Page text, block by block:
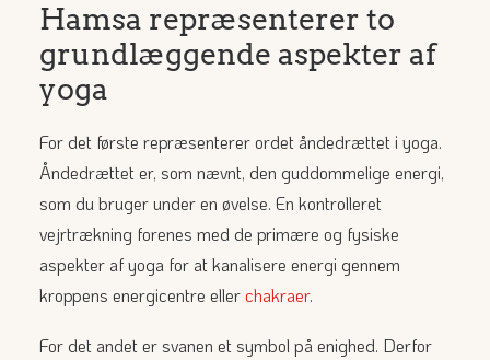
Hamsa repræsenterer to
grundlæggende aspekter af
yoga
For det første repræsenterer ordet åndedrættet i yoga.
Åndedrættet er, som nævnt, den guddommelige energi,
som du bruger under en øvelse. En kontrolleret
vejrtrækning forenes med de primære og fysiske
aspekter af yoga for at kanalisere energi gennem
kroppens energicentre ellerchakraer.
For det andet er svanen et symbol på enighed. Derfor